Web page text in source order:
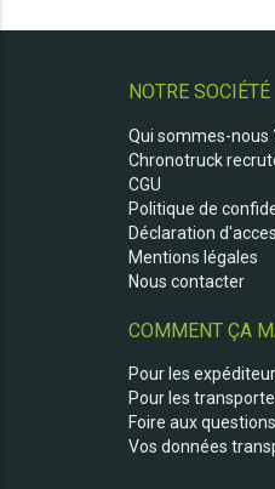
NOTRE SOCIÉTÉ
Qui sommes-nous
Chronotruck
CGU
Politique de
Déclaration
Mentions légales
Nous contacter
COMMENT ÇA
Pour les
Pour les
Foire aux questions
Vos données